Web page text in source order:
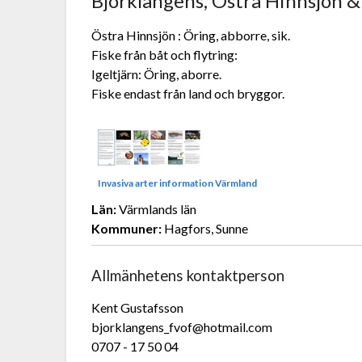
Östra Hinnsjön : Öring, abborre, sik.
Fiske från båt och flytring:
Igeltjärn: Öring, aborre.
Fiske endast från land och bryggor.
Invasiva arter information Värmland
Län:Värmlands län
Kommuner: Hagfors, Sunne
Allmänhetens kontaktperson
Kent Gustafsson
bjorklangens_fvof@hotmail.com
0707 - 17 50 04